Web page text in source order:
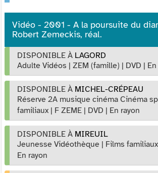
Vidéo - 2001 - A la poursuite du
Robert Zemeckis, réal.
DISPONIBLE À LAGORD
Adulte Vidéos | ZEM (famille) | DVD |
DISPONIBLE À MICHEL-CRÉPEAU
Réserve 2A musique cinéma Cinéma
familiaux | F ZEME | DVD | En rayon
DISPONIBLE À MIREUIL
Jeunesse Vidéothèque | Films familiaux
En rayon